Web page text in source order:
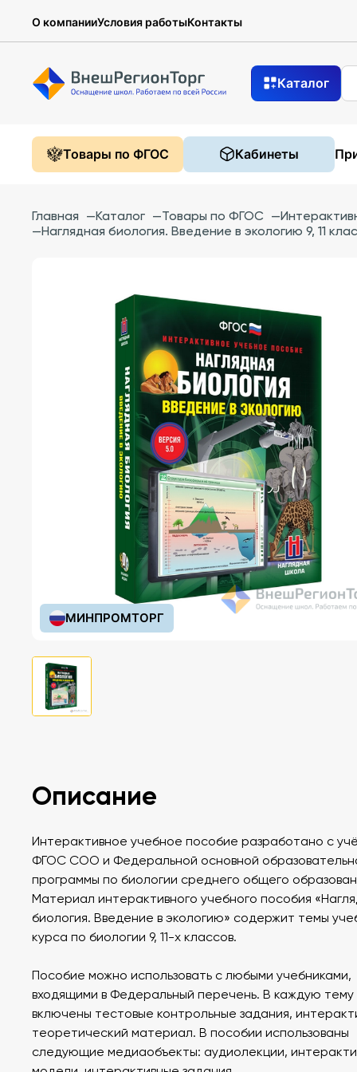
О компанииУсловия работыКонтакты
Каталог
Товары по ФГОС Кабинеты
Главная —Каталог —Товары по ФГОС —
—Наглядная биология. Введение в экологию 9, 11
МИНПРОМТОРГ
Описание
Интерактивное учебное пособие разработано с
ФГОС СОО и Федеральной основной
программы по биологии среднего общего
Материал интерактивного учебного пособия
биология. Введение в экологию» содержит темы
курса по биологии 9, 11-х классов.
Пособие можно использовать с любыми учебниками,
входящими в Федеральный перечень. В каждую тему
включены тестовые контрольные задания,
теоретический материал. В пособии использованы
следующие медиаобъекты: аудиолекции,